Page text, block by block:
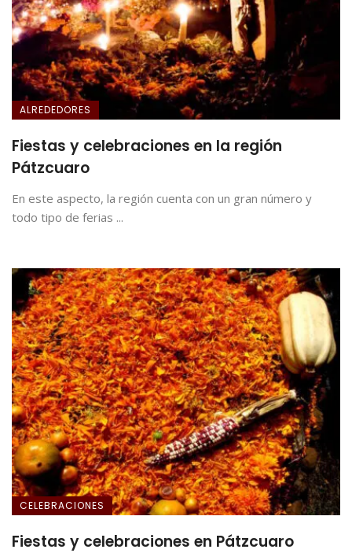
ALREDEDORES
Fiestas y celebraciones en la región
Pátzcuaro
En este aspecto, la región cuenta con un gran número y
todo tipo de ferias ...
CELEBRACIONES
Fiestas y celebraciones en Pátzcuaro